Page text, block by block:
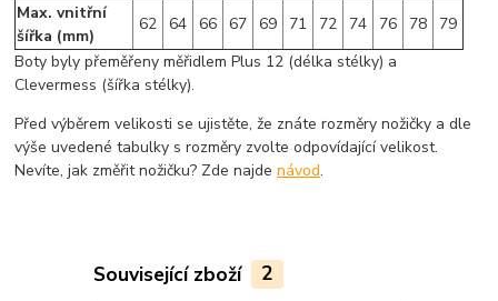
Max. vnitřní
šířka (mm)
62 64 66 67 69 71 72 74 76 78
79
Boty byly přeměřeny měřidlem Plus 12 (délka stélky) a
Clevermess (šířka stélky).
Před výběrem velikosti se ujistěte, že znáte rozměry nožičky a dle
výše uvedené tabulky s rozměry zvolte odpovídající velikost.
Nevíte, jak změřit nožičku? Zde najdenávod.
Související zboží 2